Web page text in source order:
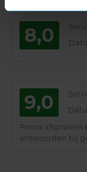
8,0
9,0
Prima afspraken
antwoorden bij